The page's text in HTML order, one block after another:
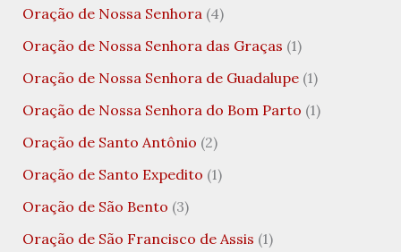
Oração de Nossa Senhora(4)
Oração de Nossa Senhora das Graças (1)
Oração de Nossa Senhora de Guadalupe(1)
Oração de Nossa Senhora do Bom Parto (1)
Oração de Santo Antônio (2)
Oração de Santo Expedito (1)
Oração de São Bento (3)
Oração de São Francisco de Assis (1)